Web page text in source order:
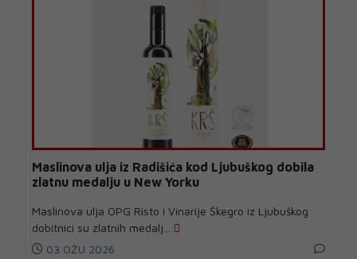
Maslinova ulja iz Radišića kod Ljubuškog dobila
zlatnu medalju u New Yorku
Maslinova ulja OPG Risto i Vinarije Škegro iz Ljubuškog
dobitnici su zlatnih medalj...
03 OŽU 2026